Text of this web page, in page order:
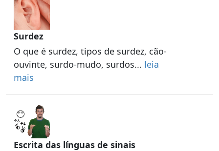
Surdez
O que é surdez, tipos de surdez, cão-
ouvinte, surdo-mudo, surdos... leia
mais
Escrita das línguas de sinais